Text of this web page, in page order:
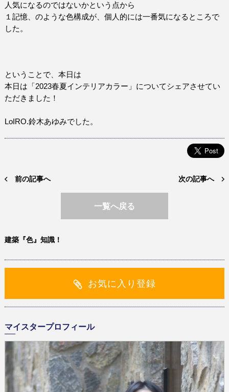
人気になるのではないかという点から
１記憶、のような色構成が、個人的には一番気になるところで
した。
ということで、本日は
本日は「 2023春夏インテリアカラー」についてシェアさせてい
ただきました！
LoIRO.鈴木あゆみでした。
前の記事へ 次の記事へ
一覧へ戻る
建築『色』知識！
お気に入り登録
マイスタープロフィール